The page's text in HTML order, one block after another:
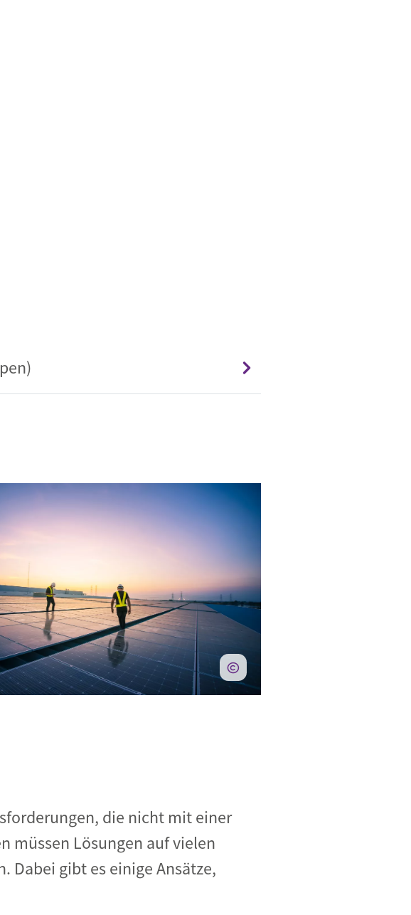
die nicht mit einer
müssen Lösungen auf vielen
Dabei gibt es einige Ansätze,